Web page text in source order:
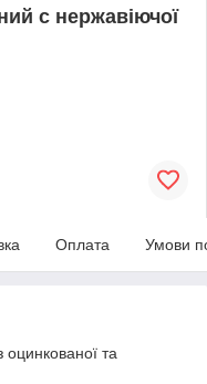
с нержавіючої
Оплата Умови
оцинкованої та